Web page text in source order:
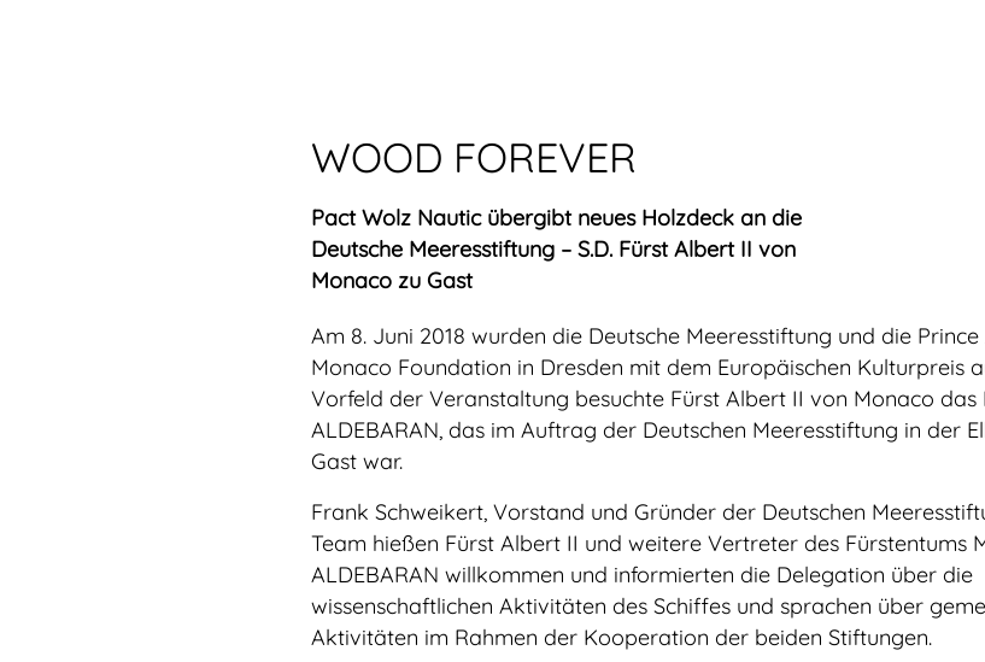
WOOD FOREVER
Pact Wolz Nautic übergibt neues Holzdeck an die
Deutsche Meeresstiftung – S.D. Fürst Albert II von
Monaco zu Gast
Am 8. Juni 2018 wurden die Deutsche Meeresstiftung und die
Monaco Foundation in Dresden mit dem Europäischen Kulturpreis
Vorfeld der Veranstaltung besuchte Fürst Albert II von Monaco das
ALDEBARAN, das im Auftrag der Deutschen Meeresstiftung in der
Gast war.
Frank Schweikert, Vorstand und Gründer der Deutschen
Team hießen Fürst Albert II und weitere Vertreter des Fürstentums
ALDEBARAN willkommen und informierten die Delegation über die
wissenschaftlichen Aktivitäten des Schiffes und sprachen über
Aktivitäten im Rahmen der Kooperation der beiden Stiftungen.